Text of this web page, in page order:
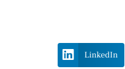
LinkedIn